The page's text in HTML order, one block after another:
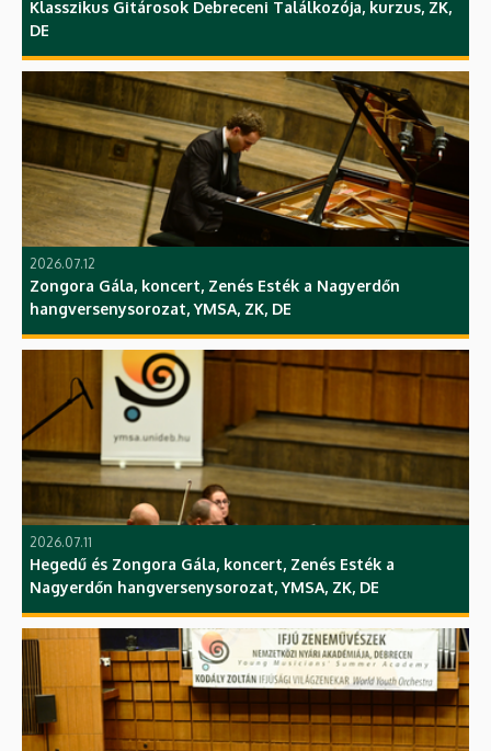
Klasszikus Gitárosok Debreceni Találkozója, kurzus, ZK,
DE
2026.07.12
Zongora Gála, koncert, Zenés Esték a Nagyerdőn
hangversenysorozat, YMSA, ZK, DE
2026.07.11
Hegedű és Zongora Gála, koncert, Zenés Esték a
Nagyerdőn hangversenysorozat, YMSA, ZK, DE